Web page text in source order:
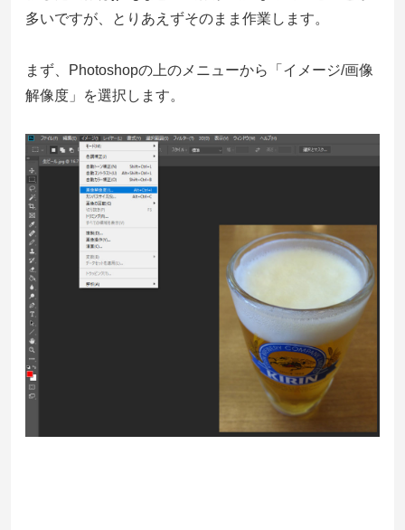
多いですが、とりあえずそのまま作業します。
まず、Photoshopの上のメニューから「イメージ/画像
解像度」を選択します。